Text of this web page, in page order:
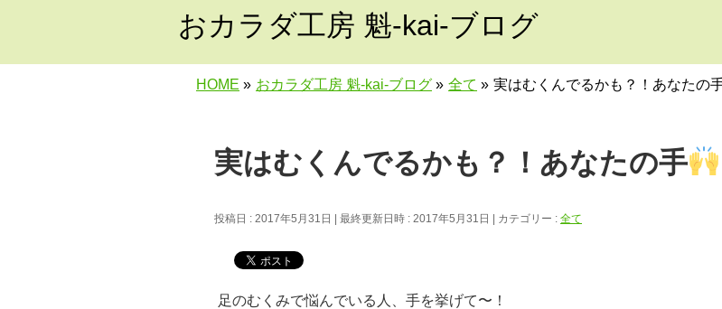
おカラダ工房 魁-kai-ブログ
HOME » おカラダ工房 魁-kai-ブログ » 全て » 実はむくんでるかも？！あなたの
実はむくんでるかも？！あなたの手
投稿日 : 2017年5月31日 最終更新日時 : 2017年5月31日 カテゴリー : 全て
足のむくみで悩んでいる人、手を挙げて〜！